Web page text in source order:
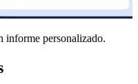
informe personalizado.